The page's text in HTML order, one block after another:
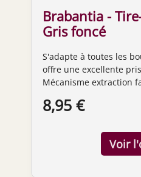
Brabantia -
Gris foncé
S'adapte à toutes les
offre une excellente
Mécanisme extraction
d'utilisation poignée
8,95 €